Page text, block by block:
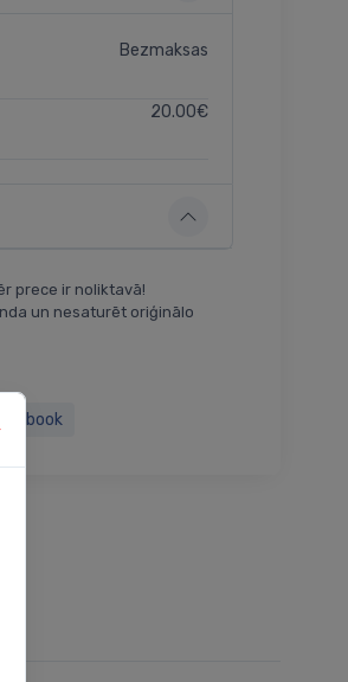
Bezmaksas
20.00€
prece ir noliktavā!
un nesaturēt oriģinālo